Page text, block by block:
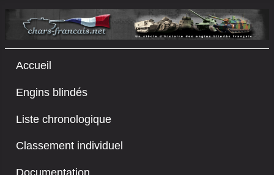
Accueil
Engins blindés
Liste chronologique
Classement individuel
Documentation